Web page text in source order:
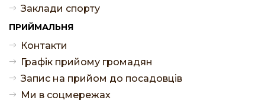
Заклади спорту
ПРИЙМАЛЬНЯ
Контакти
Графік прийому громадян
Запис на прийом до посадовців
Ми в соцмережах